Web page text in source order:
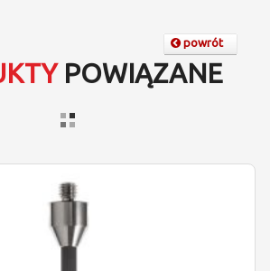
powrót
POWIĄZANE